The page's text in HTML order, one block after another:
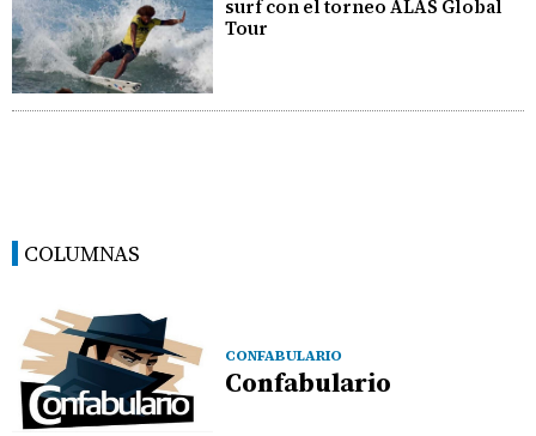
surf con el torneo ALAS Global
Tour
COLUMNAS
CONFABULARIO
Confabulario